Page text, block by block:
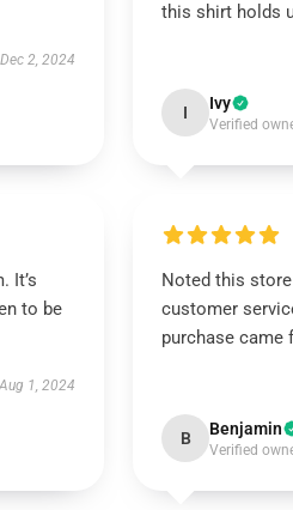
Dec 2, 2024
this shirt holds
I Ivy
Verified
It’s
to be
Aug 1, 2024
Noted this
customer
purchase came
B Benjamin
Verified